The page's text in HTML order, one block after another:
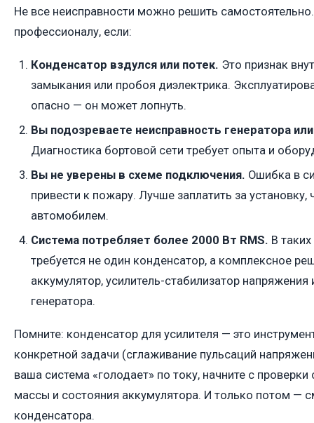
Не все неисправности можно решить
профессионалу, если:
Конденсатор вздулся или потек. Это признак
замыкания или пробоя диэлектрика.
опасно — он может лопнуть.
Вы подозреваете неисправность генератора
Диагностика бортовой сети требует опыта и
Вы не уверены в схеме подключения. Ошибка в
привести к пожару. Лучше заплатить за установку,
автомобилем.
Система потребляет более 2000 Вт RMS. В
требуется не один конденсатор, а комплексное
аккумулятор, усилитель-стабилизатор
генератора.
Помните: конденсатор для усилителя — это
конкретной задачи (сглаживание пульсаций
ваша система «голодает» по току, начните с
массы и состояния аккумулятора. И только потом —
конденсатора.